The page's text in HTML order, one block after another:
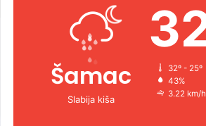
Šamac
Slabija kiša
32º - 25º
43%
3.22 km/h